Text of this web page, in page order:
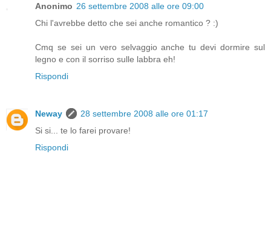
Anonimo 26 settembre 2008 alle ore 09:00
Chi l'avrebbe detto che sei anche romantico ? :)
Cmq se sei un vero selvaggio anche tu devi dormire sul
legno e con il sorriso sulle labbra eh!
Rispondi
Neway
28 settembre 2008 alle ore 01:17
Si si... te lo farei provare!
Rispondi